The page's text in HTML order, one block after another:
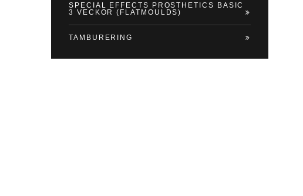
SPECIAL EFFECTS PROSTHETICS BASIC
3 VECKOR (FLATMOULDS)
TAMBURERING